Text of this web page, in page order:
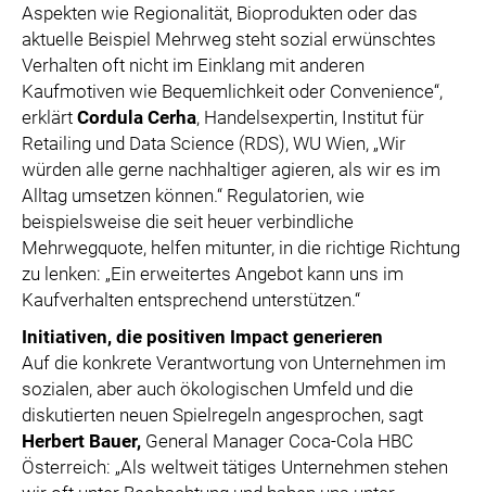
Aspekten wie Regionalität, Bioprodukten oder das
aktuelle Beispiel Mehrweg steht sozial erwünschtes
Verhalten oft nicht im Einklang mit anderen
Kaufmotiven wie Bequemlichkeit oder Convenience“,
erklärt Cordula Cerha, Handelsexpertin, Institut für
Retailing und Data Science (RDS), WU Wien, „Wir
würden alle gerne nachhaltiger agieren, als wir es im
Alltag umsetzen können.“ Regulatorien, wie
beispielsweise die seit heuer verbindliche
Mehrwegquote, helfen mitunter, in die richtige Richtung
zu lenken: „Ein erweitertes Angebot kann uns im
Kaufverhalten entsprechend unterstützen.“
Initiativen, die positiven Impact generieren
Auf die konkrete Verantwortung von Unternehmen im
sozialen, aber auch ökologischen Umfeld und die
diskutierten neuen Spielregeln angesprochen, sagt
Herbert Bauer, General Manager Coca-Cola HBC
Österreich: „Als weltweit tätiges Unternehmen stehen